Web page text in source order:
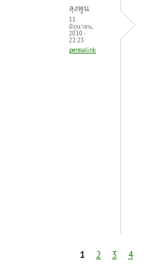
ลุงพูน
11
มิถุนายน,
2010 -
22:23
permalink
1 2 3 4